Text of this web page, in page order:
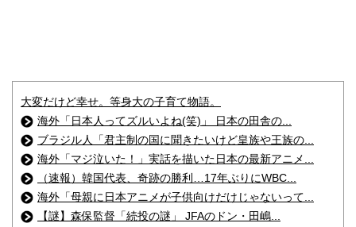
大変だけど幸せ。等身大の子育て物語。
海外「日本人ってズルいよね(笑)」 日本の田舎の...
ブラジル人「君主制の国に聞きたいけど皇族や王族の...
海外「マジ泣いた！」実話を描いた日本の最新アニメ...
（速報）韓国代表、奇跡の勝利…17年ぶりにWBC...
海外「母親に日本アニメが子供向けだけじゃないって...
【謎】森保監督「続投の謎」 JFAのドン・田嶋...